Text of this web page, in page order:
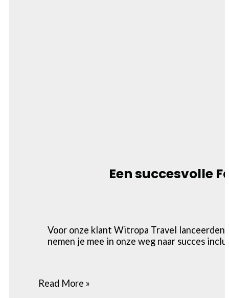
Een succesvolle
Voor onze klant Witropa Travel lanceerden
nemen je mee in onze weg naar succes
Read More »